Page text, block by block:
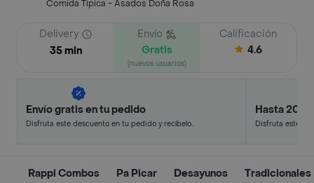
Comida Típica - Asados Doña Rosa
Delivery
35 min
Envío
Gratis
(nuevos usuarios)
Calificación
4.6
Envío gratis en tu pedido
Disfruta este descuento en tu pedido y recíbelo
Hasta 20%
Disfruta este
Rappi Combos Pa Picar Desayunos Tradicionales